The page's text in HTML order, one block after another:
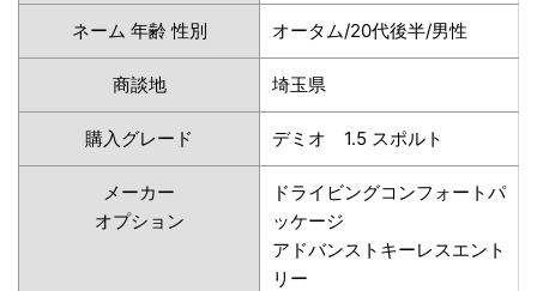
ネーム 年齢 性別 オータム/20代後半/男性
商談地 埼玉県
購入グレード デミオ 1.5 スポルト
メーカー
オプション
ドライビングコンフォートパ
ッケージ
アドバンストキーレスエント
リー